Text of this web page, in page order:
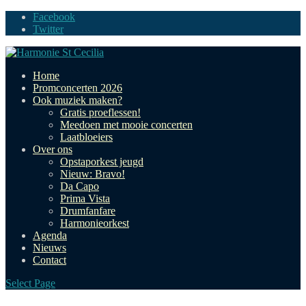
Facebook
Twitter
Home
Promconcerten 2026
Ook muziek maken?
Gratis proeflessen!
Meedoen met mooie concerten
Laatbloeiers
Over ons
Opstaporkest jeugd
Nieuw: Bravo!
Da Capo
Prima Vista
Drumfanfare
Harmonieorkest
Agenda
Nieuws
Contact
Select Page